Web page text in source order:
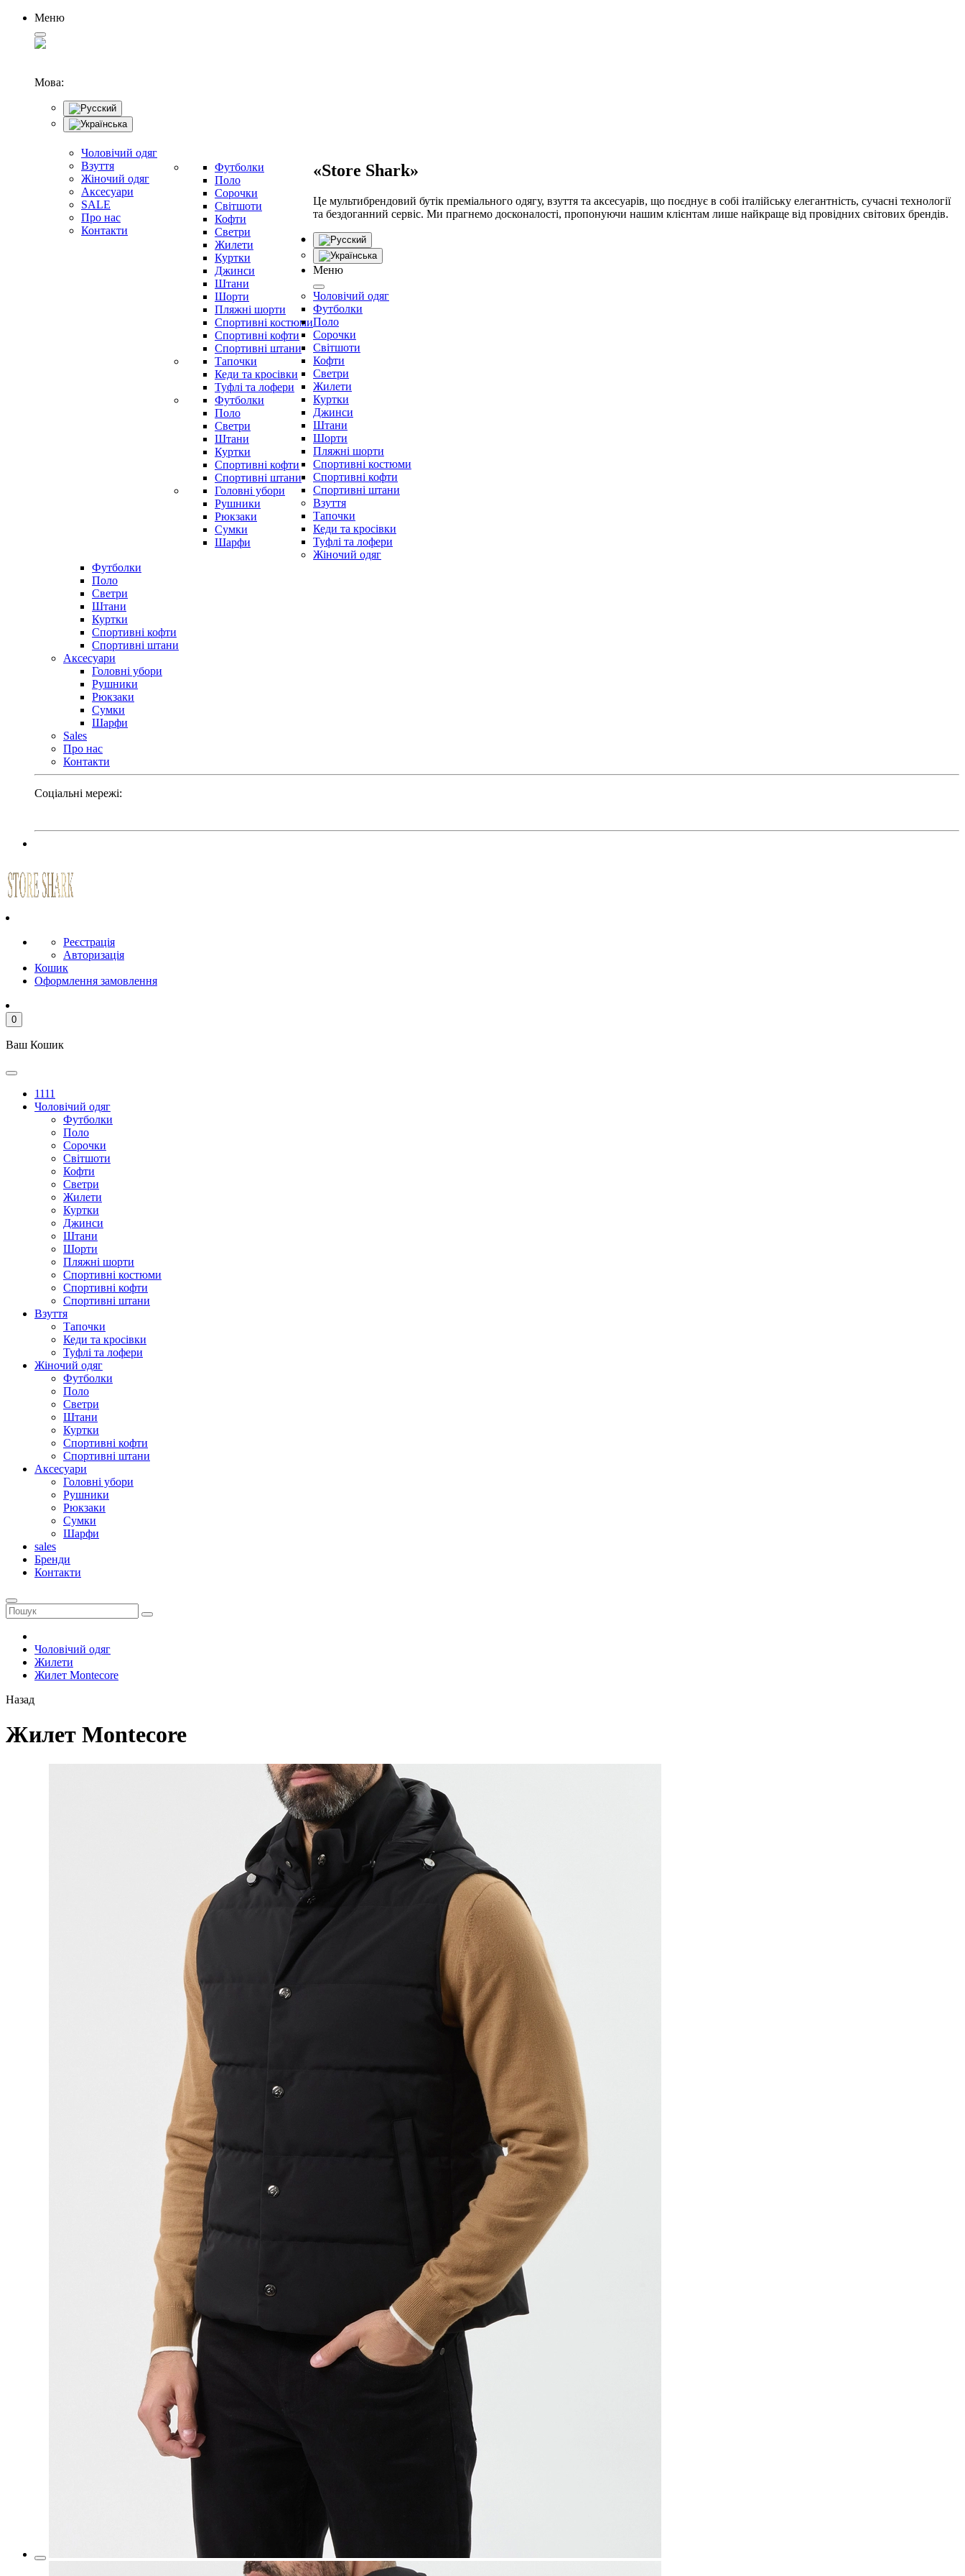
Меню
Мова:
Чоловічий одяг
Взуття
Жіночий одяг
Аксесуари
SALE
Про нас
Контакти
Футболки
Поло
Сорочки
Світшоти
Кофти
Светри
Жилети
Куртки
Джинси
Штани
Шорти
Пляжні шорти
Спортивні костюми
Спортивні кофти
Спортивні штани
Тапочки
Кеди та кросівки
Туфлі та лофери
Футболки
Поло
Светри
Штани
Куртки
Cпортивні кофти
Спортивні штани
Головні убори
Рушники
Рюкзаки
Сумки
Шарфи
«Store Shark»
Це мультибрендовий бутік преміального одягу, взуття та аксесуарів, що поєднує в собі італійську елегантність, сучасні технології
та бездоганний сервіс. Ми прагнемо досконалості, пропонуючи нашим клієнтам лише найкраще від провідних світових брендів.
Меню
Чоловічий одяг
Футболки
Поло
Сорочки
Світшоти
Кофти
Светри
Жилети
Куртки
Джинси
Штани
Шорти
Пляжні шорти
Спортивні костюми
Спортивні кофти
Спортивні штани
Взуття
Тапочки
Кеди та кросівки
Туфлі та лофери
Жіночий одяг
Футболки
Поло
Светри
Штани
Куртки
Cпортивні кофти
Спортивні штани
Аксесуари
Головні убори
Рушники
Рюкзаки
Сумки
Шарфи
Sales
Про нас
Контакти
Соціальні мережі:
Реєстрація
Авторизація
Кошик
Оформлення замовлення
0
Ваш Кошик
1111
Чоловічий одяг
Футболки
Поло
Сорочки
Світшоти
Кофти
Светри
Жилети
Куртки
Джинси
Штани
Шорти
Пляжні шорти
Спортивні костюми
Спортивні кофти
Спортивні штани
Взуття
Тапочки
Кеди та кросівки
Туфлі та лофери
Жіночий одяг
Футболки
Поло
Светри
Штани
Куртки
Cпортивні кофти
Спортивні штани
Аксесуари
Головні убори
Рушники
Рюкзаки
Сумки
Шарфи
sales
Бренди
Контакти
Чоловічий одяг
Жилети
Жилет Montecore
Назад
Жилет Montecore